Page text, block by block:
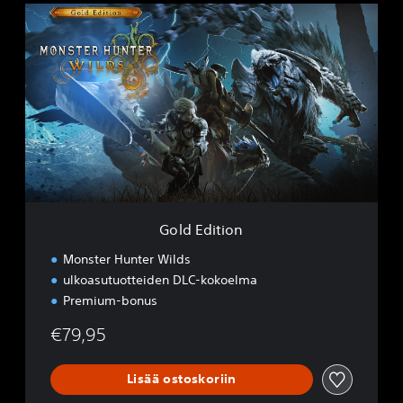
o
l
o
g
d
e
m
o
G
o
d
d
i
t
i
o
n
Gold Edition
Monster Hunter Wilds
ulkoasutuotteiden DLC-kokoelma
Premium-bonus
€79,95
Lisää ostoskoriin